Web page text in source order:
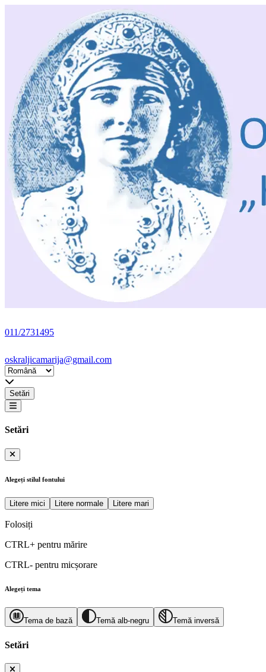
011/2731495
oskraljicamarija@gmail.com
Setări
Setări
Alegeți stilul fontului
Litere mici Litere normale Litere mari
Folosiți
CTRL+ pentru mărire
CTRL- pentru micșorare
Alegeți tema
Tema de bază Temă alb-negru Temă inversă
Setări